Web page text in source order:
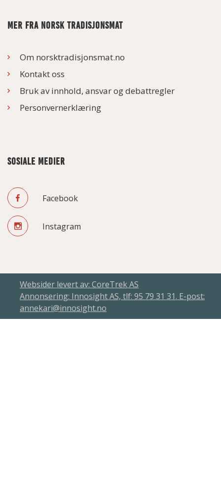
MER FRA NORSK TRADISJONSMAT
Om norsktradisjonsmat.no
Kontakt oss
Bruk av innhold, ansvar og debattregler
Personvernerklæring
SOSIALE MEDIER
Facebook
Instagram
Websider levert av: CoreTrek AS
Annonsering: Innosight AS, tlf: 95 79 31 31. E-post:
annekari@innosight.no